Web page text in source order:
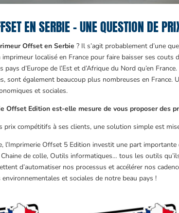
EN SERBIE – UNE QUESTION DE
Offset en Serbie? Il s’agit probablement d’une
localisé en France pour faire baisser ses
pays d’Europe de l’Est et d’Afrique du Nord qu’en
sont également beaucoup plus nombreuses en France.
et sociales.
Offset Edition est-elle mesure de vous proposer des
prix compétitifs à ses clients, une solution simple est
l’Imprimerie Offset 5 Edition investit une part
de colle, Outils informatiques… tous les outils
d’automatiser nos processus et accélérer nos
et sociales de notre beau pays !